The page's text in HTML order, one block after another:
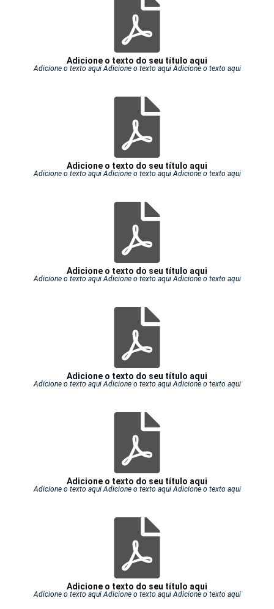
Adicione o texto do seu título aqui
Adicione o texto aqui Adicione o texto aqui Adicione o texto aqui
Adicione o texto do seu título aqui
Adicione o texto aqui Adicione o texto aqui Adicione o texto aqui
Adicione o texto do seu título aqui
Adicione o texto aqui Adicione o texto aqui Adicione o texto aqui
Adicione o texto do seu título aqui
Adicione o texto aqui Adicione o texto aqui Adicione o texto aqui
Adicione o texto do seu título aqui
Adicione o texto aqui Adicione o texto aqui Adicione o texto aqui
Adicione o texto do seu título aqui
Adicione o texto aqui Adicione o texto aqui Adicione o texto aqui